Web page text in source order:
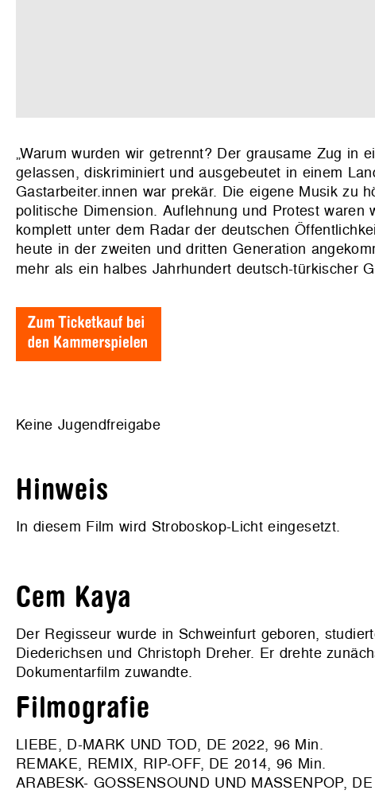
„Warum wurden wir getrennt? Der grausame Zug in
gelassen, diskriminiert und ausgebeutet in einem
Gastarbeiter.innen war prekär. Die eigene Musik zu
politische Dimension. Auflehnung und Protest
komplett unter dem Radar der deutschen
heute in der zweiten und dritten Generation
mehr als ein halbes Jahrhundert deutsch-türkischer
Keine Jugendfreigabe
Hinweis
In diesem Film wird Stroboskop-Licht eingesetzt.
Cem Kaya
Der Regisseur wurde in Schweinfurt geboren,
Diederichsen und Christoph Dreher. Er drehte
Dokumentarfilm zuwandte.
Filmografie
LIEBE, D-MARK UND TOD, DE 2022, 96 Min.
REMAKE, REMIX, RIP-OFF, DE 2014, 96 Min.
ARABESK- GOSSENSOUND UND MASSENPOP,